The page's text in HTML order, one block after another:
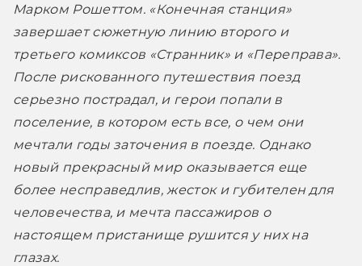
Марком Рошеттом. «Конечная станция»
завершает сюжетную линию второго и
После рискованного путешествия поезд
серьезно пострадал, и герои попали в
поселение, в котором есть все, о чем они
мечтали годы заточения в поезде. Однако
новый прекрасный мир оказывается еще
более несправедлив, жесток и губителен для
человечества, и мечта пассажиров о
настоящем пристанище рушится у них на
глазах.